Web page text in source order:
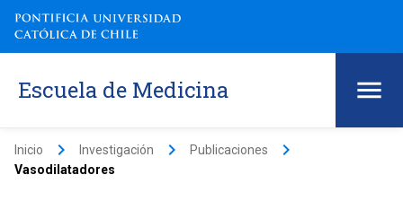
Escuela de Medicina
Inicio keyboard_arrow_right Investigación keyboard_arrow_right Publicaciones keyboard_arrow_right
Vasodilatadores